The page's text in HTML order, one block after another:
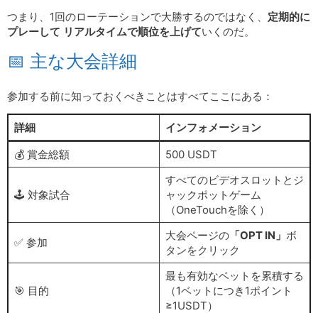
つまり、1回のローテーションで大勝するのではなく、 定期的に
プレーして リアルタイムで順位を上げていくのだ。
📅 主な大会詳細
参加する前に知っておくべきことはすべてここにある：
詳細
インフォメーション
💰 賞金総額
500 USDT
🕹️ 対象試合
すべてのビデオスロットとジ
ャックポットゲーム
（OneTouchを除く）
✅ 参加
大会ページの「OPT IN」 ボ
タンをクリック
🎯 目的
最も有効なベットを累積する
（1ベットにつき1ポイント
≥1USDT）